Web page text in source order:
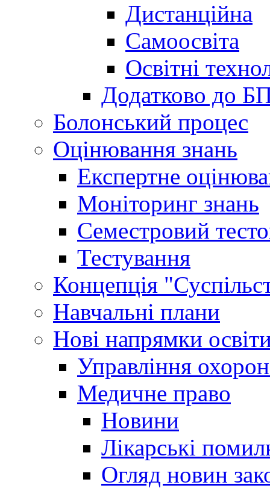
Дистанційна
Самоосвіта
Освітні
Додатково до
Болонський процес
Оцінювання знань
Експертне
Моніторинг знань
Семестровий
Тестування
Концепція
Навчальні плани
Нові напрямки
Управління
Медичне право
Новини
Лікарські
Огляд новин